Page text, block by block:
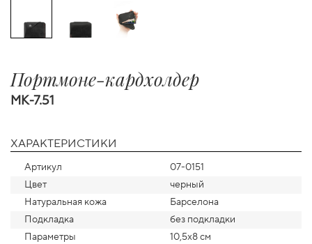
Портмоне-кардхолдер
MK-7.51
ХАРАКТЕРИСТИКИ
Артикул
07-0151
Цвет
черный
Натуральная кожа
Барселона
Подкладка
без подкладки
Параметры
10,5х8 см